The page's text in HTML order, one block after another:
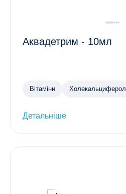
Аквадетрим - 10мл
Вітаміни Холекальциферол
Детальніше